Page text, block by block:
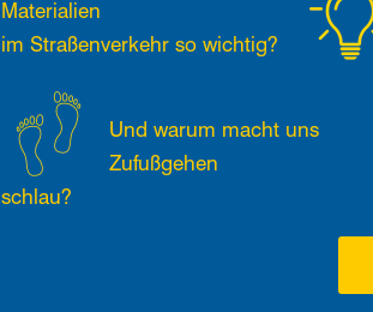
Materialien
im Straßenverkehr so wichtig?
Und warum macht uns
Zufußgehen
schlau?